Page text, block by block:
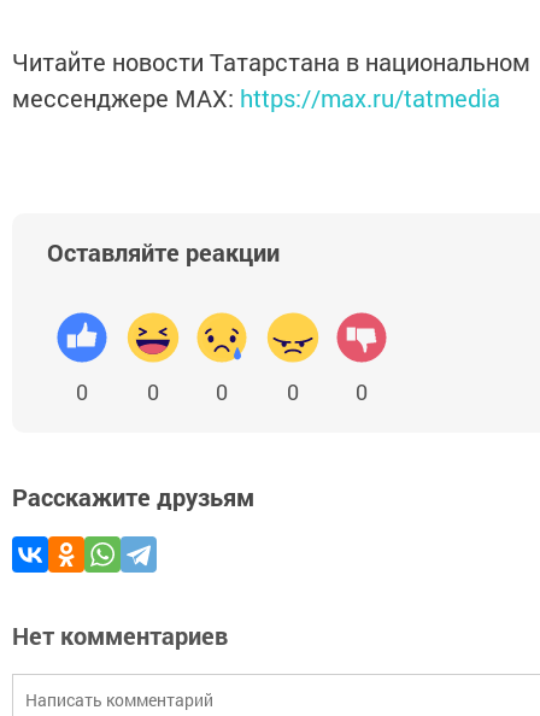
Читайте новости Татарстана в национальном
мессенджере MАХ: https://max.ru/tatmedia
Оставляйте реакции
0 0 0 0 0
Расскажите друзьям
Нет комментариев